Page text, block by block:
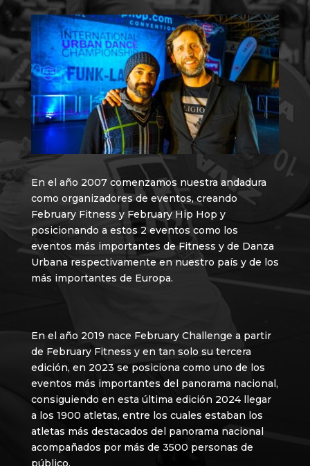
En el año 2007 comenzamos nuestra andadura
como organizadores de eventos, creando
February Fitness y February Hip Hop y
posicionando a estos 2 eventos como los
eventos más importantes de Fitness y de Danza
Urbana respectivamente en nuestro país y de los
más importantes de Europa.
En el año 2019 nace February Challenge a partir
de February Fitness y en tan solo su tercera
edición, en 2023 se posiciona como uno de los
eventos más importantes del panorama nacional,
consiguiendo en esta última edición 2024 llegar
a los 1900 atletas, entre los cuales estaban los
atletas más destacados del panorama nacional
acompañados por más de 3500 personas de
público.